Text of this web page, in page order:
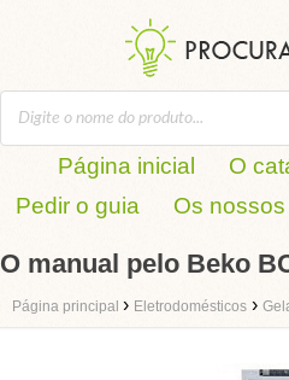
Página inicial
O
Pedir o guia
Os
O manual pelo Beko
Página principal › Eletrodomésticos ›